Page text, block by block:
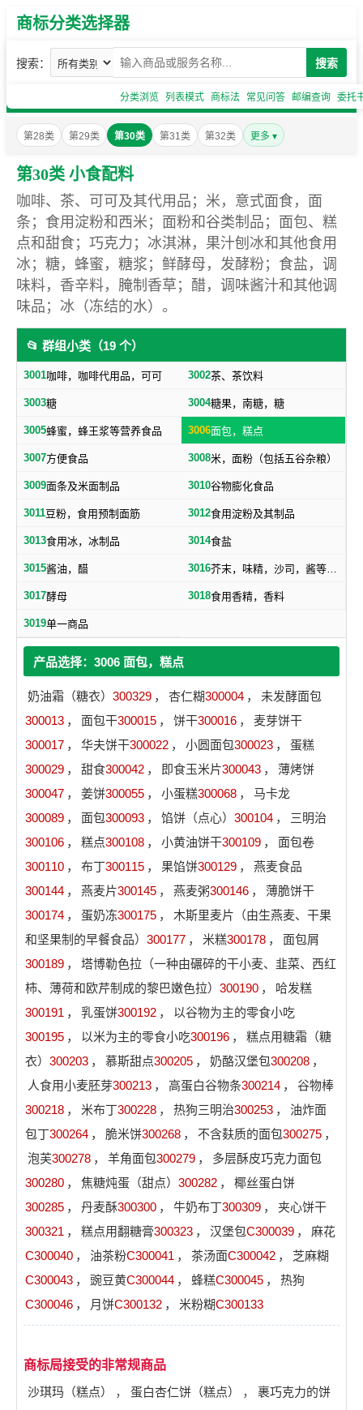
商标分类选择器
搜索： 搜索
分类浏览 列表模式 商标法 常见问答 邮编查询 委托
第28类 第29类 第30类 第31类 第32类 更多 ▾
第30类 小食配料
咖啡、茶、可可及其代用品；米，意式面食，面
条；食用淀粉和西米；面粉和谷类制品；面包、糕
点和甜食；巧克力；冰淇淋，果汁刨冰和其他食用
冰；糖，蜂蜜，糖浆；鲜酵母，发酵粉；食盐，调
味料，香辛料，腌制香草；醋，调味酱汁和其他调
味品；冰（冻结的水）。
📂 群组小类（19 个）
3001咖啡，咖啡代用品，可可 3002茶、茶饮料
3003糖 3004糖果，南糖，糖
3005蜂蜜，蜂王浆等营养食品 3006面包，糕点
3007方便食品 3008米，面粉（包括五谷杂粮）
3009面条及米面制品 3010谷物膨化食品
3011豆粉，食用预制面筋 3012食用淀粉及其制品
3013食用冰，冰制品 3014食盐
3015酱油，醋 3016 芥末，味精，沙司，酱等调味品
3017酵母 3018食用香精，香料
3019单一商品
产品选择：3006 面包，糕点
奶油霜（糖衣） 300329 ， 杏仁糊300004 ，
未发酵面包
300013 ， 面包干300015 ， 饼干300016 ，
麦芽饼干
300017 ， 华夫饼干300022 ， 小圆面包300023 ，
蛋糕
300029 ， 甜食300042 ， 即食玉米片300043 ，
薄烤饼
300047 ， 姜饼300055 ， 小蛋糕300068 ，
马卡龙
300089 ， 面包300093 ， 馅饼（点心） 300104 ，
三明治
300106 ， 糕点300108 ， 小黄油饼干300109 ，
面包卷
300110 ， 布丁300115 ， 果馅饼300129 ，
燕麦食品
300144 ， 燕麦片300145 ， 燕麦粥300146 ，
薄脆饼干
300174 ， 蛋奶冻300175 ，
木斯里麦片（由生燕麦、干果
和坚果制的早餐食品） 300177 ， 米糕300178 ，
面包屑
300189 ，
塔博勒色拉（一种由碾碎的干小麦、韭菜、西红
柿、薄荷和欧芹制成的黎巴嫩色拉） 300190 ，
哈发糕
300191 ， 乳蛋饼300192 ，
以谷物为主的零食小吃
300195 ， 以米为主的零食小吃300196 ，
糕点用糖霜（糖
衣） 300203 ， 慕斯甜点300205 ， 奶酪汉堡包300208 ，
人食用小麦胚芽300213 ， 高蛋白谷物条300214 ，
谷物棒
300218 ， 米布丁300228 ， 热狗三明治300253 ，
油炸面
包丁300264 ， 脆米饼300268 ， 不含麸质的面包300275 ，
泡芙300278 ， 羊角面包300279 ，
多层酥皮巧克力面包
300280 ， 焦糖炖蛋（甜点） 300282 ，
椰丝蛋白饼
300285 ， 丹麦酥300300 ， 牛奶布丁300309 ，
夹心饼干
300321 ， 糕点用翻糖膏300323 ， 汉堡包C300039 ，
麻花
C300040 ， 油茶粉C300041 ， 茶汤面C300042 ，
芝麻糊
C300043 ， 豌豆黄C300044 ， 蜂糕C300045 ，
热狗
C300046 ， 月饼C300132 ， 米粉糊C300133
商标局接受的非常规商品
沙琪玛（糕点）
， 蛋白杏仁饼（糕点） ，
裹巧克力的饼